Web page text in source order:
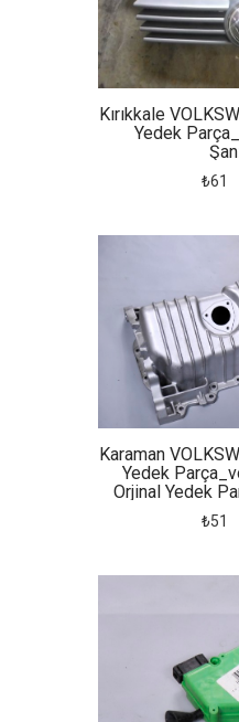
Kırıkkale
Yedek
₺61
Karaman
Yedek
Orjinal Yedek
₺51